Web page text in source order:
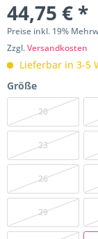
44,75 € *
Preise inkl. 19%
Zzgl.Versandkosten
Lieferbar in 3-5
Größe
20
23
26
29